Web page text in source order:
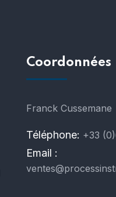
Coordonnées
Franck Cussemane
Téléphone: +33
Email :